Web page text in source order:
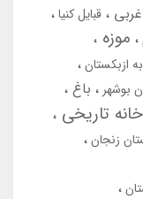
قبایل کنیا
موزه
ازبکستان
بوشهر باغ
خانه تاریخی
زنجان